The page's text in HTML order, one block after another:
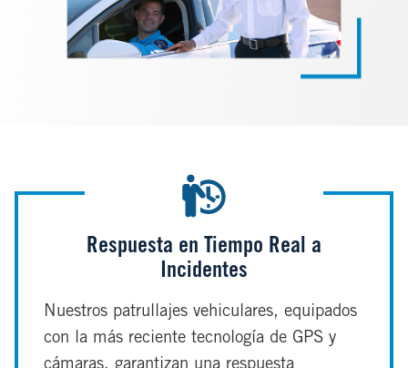
Respuesta en Tiempo Real a
Incidentes
Nuestros patrullajes vehiculares, equipados
con la más reciente tecnología de GPS y